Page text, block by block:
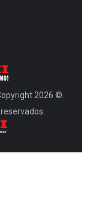
2026 ©.